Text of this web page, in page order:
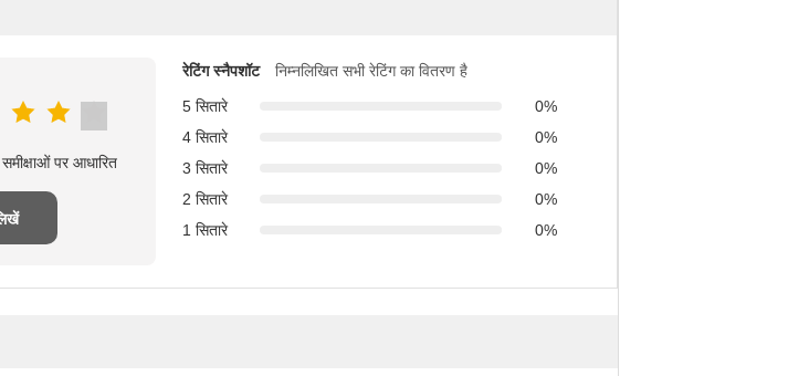
पर आधारित
रेटिंग स्नैपशॉट
निम्नलिखित सभी रेटिंग का वितरण है
5 सितारे
0%
4 सितारे
0%
3 सितारे
0%
2 सितारे
0%
1 सितारे
0%